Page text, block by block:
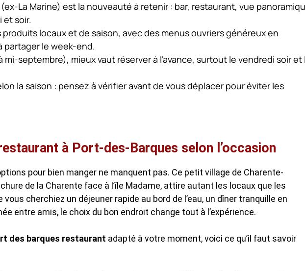
La Marine) est la nouveauté à retenir : bar, restaurant, vue
et soir.
produits locaux et de saison, avec des menus ouvriers généreux en
partager le week-end.
mi-septembre), mieux vaut réserver à l’avance, surtout le vendredi soir et
la saison : pensez à vérifier avant de vous déplacer pour éviter les
à Port-des-Barques selon l’occasion
pour bien manger ne manquent pas. Ce petit village de Charente-
de la Charente face à l’île Madame, attire autant les locaux que les
cherchiez un déjeuner rapide au bord de l’eau, un dîner tranquille en
entre amis, le choix du bon endroit change tout à l’expérience.
des barques restaurant adapté à votre moment, voici ce qu’il faut savoir